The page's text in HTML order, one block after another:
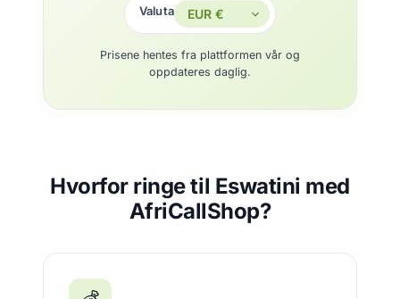
Valuta
Prisene hentes fra plattformen vår og
oppdateres daglig.
Hvorfor ringe til Eswatini med
AfriCallShop?